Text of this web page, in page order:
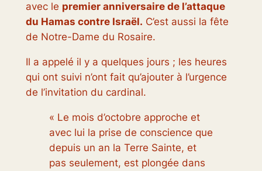
avec le premier anniversaire de l’attaque
du Hamas contre Israël. C’est aussi la fête
de Notre-Dame du Rosaire.
Il a appelé il y a quelques jours ; les heures
qui ont suivi n’ont fait qu’ajouter à l’urgence
de l’invitation du cardinal.
« Le mois d’octobre approche et
avec lui la prise de conscience que
depuis un an la Terre Sainte, et
pas seulement, est plongée dans